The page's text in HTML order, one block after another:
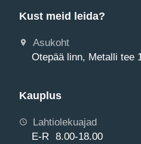
Kust meid leida?
Asukoht
Otepää linn, Metalli tee 1
Kauplus
Lahtiolekuajad
E-R 8.00-18.00